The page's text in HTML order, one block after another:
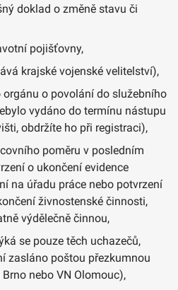
doklad o změně stavu či
pojišťovny,
krajské vojenské velitelství),
o povolání do služebního
vydáno do termínu nástupu
obdržíte ho při registraci),
poměru v posledním
o ukončení evidence
na úřadu práce nebo potvrzení
živnostenské činnosti,
výdělečně činnou,
se pouze těch uchazečů,
zasláno poštou přezkumnou
nebo VN Olomouc),